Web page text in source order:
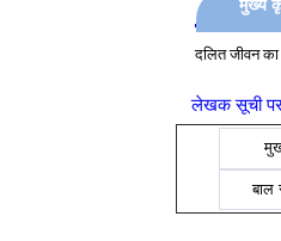
मुख्य
दलित जीवन
लेखक सूची पर
बाल